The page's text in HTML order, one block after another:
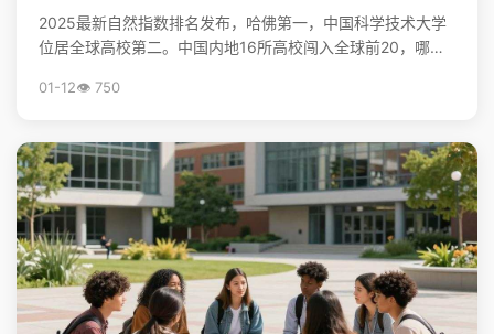
2025最新自然指数排名发布，哈佛第一，中国科学技术大学
位居全球高校第二。中国内地16所高校闯入全球前20，哪些
01-12👁️ 750